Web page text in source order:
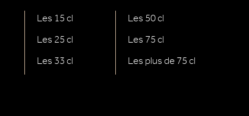
Les 15 cl
Les 25 cl
Les 33 cl
Les 50 cl
Les 75 cl
Les plus de 75 cl